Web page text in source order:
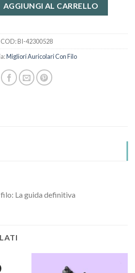
AGGIUNGI AL CARRELLO
COD:BI-42300528
Migliori Auricolari Con Filo
La guida definitiva